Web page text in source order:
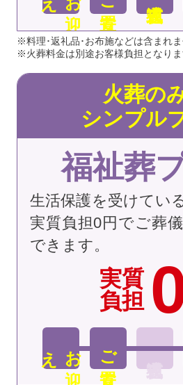
※料理･返礼品･お布施などは含まれ
※火葬料金は別途お客様負担となり
火葬の
シンプル
福祉葬
実質
負担
生活保護を受けてい
実質負担0円でご葬
できます。
お
迎
え ご安置